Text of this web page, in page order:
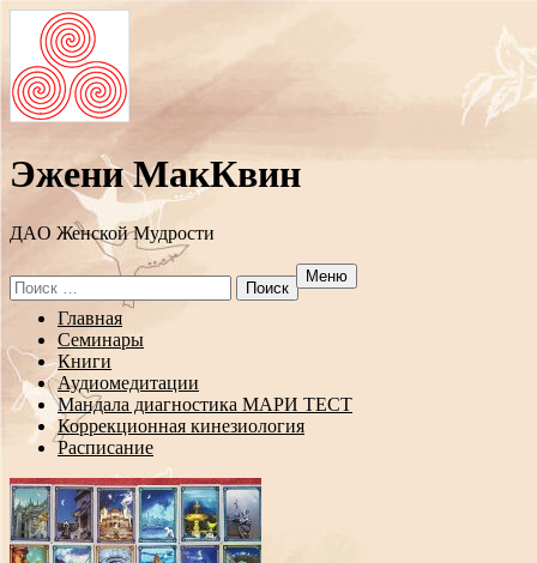
Эжени МакКвин
ДAO Женской Мудрости
Search
for:
Меню
Перейти
содержанию
Главная
Семинары
Книги
Аудиомедитации
Мандала диагностика МАРИ ТЕСТ
Коррекционная кинезиология
Расписание